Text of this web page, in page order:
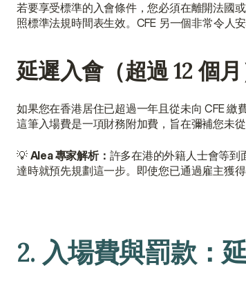
若要享受標準的入會條件，您必須在離開法國
照標準法規時間表生效。CFE 另一個非常令人
延遲入會（超過 12 個月
如果您在香港居住已超過一年且從未向 CFE 繳
這筆入場費是一項財務附加費，旨在彌補您未
💡 Alea 專家解析： 許多在港的外籍人士會等到
達時就預先規劃這一步。即使您已通過雇主獲
2. 入場費與罰款：